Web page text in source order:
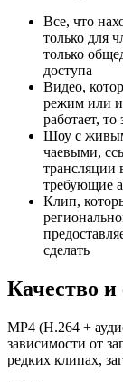
Все, что
только для
только
доступа
Видео,
режим или
работает, то
Шоу с
чаевыми,
трансляции
требующие
Клип,
сделать
Качество
MP4 (H.264 +
зависимости от
редких клипах,